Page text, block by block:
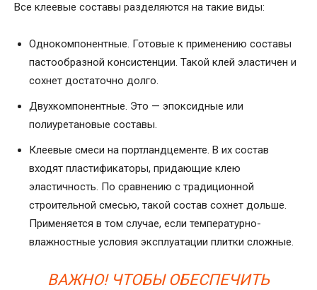
Все клеевые составы разделяются на такие виды:
Однокомпонентные. Готовые к применению составы
пастообразной консистенции. Такой клей эластичен и
сохнет достаточно долго.
Двухкомпонентные. Это — эпоксидные или
полиуретановые составы.
Клеевые смеси на портландцементе. В их состав
входят пластификаторы, придающие клею
эластичность. По сравнению с традиционной
строительной смесью, такой состав сохнет дольше.
Применяется в том случае, если температурно-
влажностные условия эксплуатации плитки сложные.
ВАЖНО! ЧТОБЫ ОБЕСПЕЧИТЬ